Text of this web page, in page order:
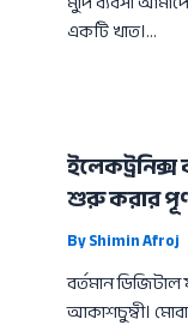
একটি খাত।…
শুরু করার
ByShimin Afroj
বর্তমান ডিজিটাল
আকাশচুম্বী।